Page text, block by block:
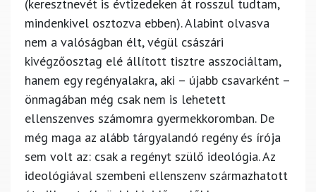
(keresztnevét is évtizedeken át rosszul tudtam,
mindenkivel osztozva ebben). Alabint olvasva
nem a valóságban élt, végül császári
kivégzőosztag elé állított tisztre asszociáltam,
hanem egy regényalakra, aki – újabb csavarként –
önmagában még csak nem is lehetett
ellenszenves számomra gyermekkoromban. De
még maga az alább tárgyalandó regény és írója
sem volt az: csak a regényt szülő ideológia. Az
ideológiával szembeni ellenszenv származhatott